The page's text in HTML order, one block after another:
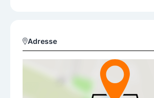
Adresse